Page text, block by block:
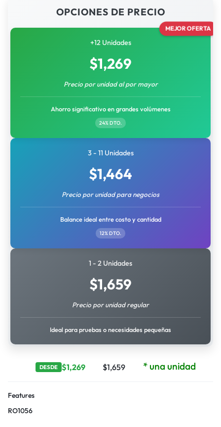
OPCIONES DE PRECIO
MEJOR OFERTA
+12 Unidades
$1,269
Precio por unidad al por mayor
Ahorro significativo en grandes volúmenes
24% DTO.
3 - 11 Unidades
$1,464
Precio por unidad para negocios
Balance ideal entre costo y cantidad
12% DTO.
1 - 2 Unidades
$1,659
Precio por unidad regular
Ideal para pruebas o necesidades pequeñas
DESDE $1,269 $1,659 * una unidad
Features
RO1056